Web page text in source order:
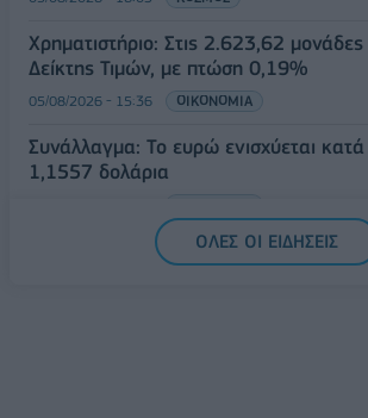
Χρηματιστήριο: Στις 2.623,62 μονάδες
Δείκτης Τιμών, με πτώση 0,19%
05/08/2026 - 15:36 ΟΙΚΟΝΟΜΙΑ
Συνάλλαγμα: Το ευρώ ενισχύεται
1,1557 δολάρια
ΟΛΕΣ ΟΙ ΕΙΔΗΣΕΙΣ